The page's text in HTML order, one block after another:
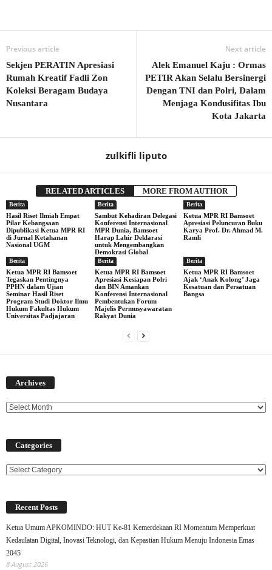
Previous article
Sekjen PERATIN Apresiasi
Rumah Kreatif Fadli Zon
Koleksi Beragam Budaya
Nusantara
Next article
Alek Emanuel Kaju : Ormas
PETIR Akan Selalu Bersinergi
Dengan TNI dan Polri, Dalam
Menjaga Kondusifitas Ibu
Kota Jakarta
zulkifli liputo
RELATED ARTICLES MORE FROM AUTHOR
Berita
Hasil Riset Ilmiah Empat
Pilar Kebangsaan
Dipublikasi Ketua MPR RI
di Jurnal Ketahanan
Nasional UGM
Berita
Sambut Kehadiran Delegasi
Konferensi Internasional
MPR Dunia, Bamsoet
Harap Lahir Deklarasi
untuk Mengembangkan
Demokrasi Global
Berita
Ketua MPR RI Bamsoet
Apresiasi Peluncuran Buku
Karya Prof. Dr. Ahmad M.
Ramli
Berita
Ketua MPR RI Bamsoet
Tegaskan Pentingnya
PPHN dalam Ujian
Seminar Hasil Riset
Program Studi Doktor Ilmu
Hukum Fakultas Hukum
Universitas Padjajaran
Berita
Ketua MPR RI Bamsoet
Apresiasi Kesiapan Polri
dan BIN Amankan
Konferensi Internasional
Pembentukan Forum
Majelis Permusyawaratan
Rakyat Dunia
Berita
Ketua MPR RI Bamsoet
Ajak ‘Anak Kolong’ Jaga
Kesatuan dan Persatuan
Bangsa
Archives
Categories
Categories
Recent Posts
Ketua Umum APKOMINDO: HUT Ke-81 Kemerdekaan RI Momentum Memperkuat
Kedaulatan Digital, Inovasi Teknologi, dan Kepastian Hukum Menuju Indonesia Emas
2045
8 August 2026